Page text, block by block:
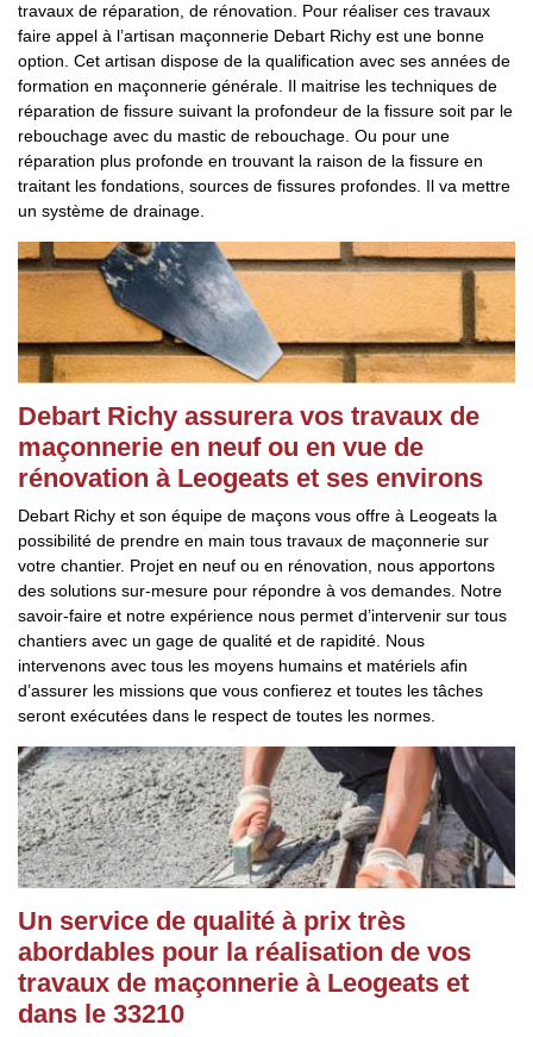
travaux de réparation, de rénovation. Pour réaliser ces travaux
faire appel à l’artisan maçonnerie Debart Richy est une bonne
option. Cet artisan dispose de la qualification avec ses années de
formation en maçonnerie générale. Il maitrise les techniques de
réparation de fissure suivant la profondeur de la fissure soit par le
rebouchage avec du mastic de rebouchage. Ou pour une
réparation plus profonde en trouvant la raison de la fissure en
traitant les fondations, sources de fissures profondes. Il va mettre
un système de drainage.
Debart Richy assurera vos travaux de
maçonnerie en neuf ou en vue de
rénovation à Leogeats et ses environs
Debart Richy et son équipe de maçons vous offre à Leogeats la
possibilité de prendre en main tous travaux de maçonnerie sur
votre chantier. Projet en neuf ou en rénovation, nous apportons
des solutions sur-mesure pour répondre à vos demandes. Notre
savoir-faire et notre expérience nous permet d’intervenir sur tous
chantiers avec un gage de qualité et de rapidité. Nous
intervenons avec tous les moyens humains et matériels afin
d’assurer les missions que vous confierez et toutes les tâches
seront exécutées dans le respect de toutes les normes.
Un service de qualité à prix très
abordables pour la réalisation de vos
travaux de maçonnerie à Leogeats et
dans le 33210